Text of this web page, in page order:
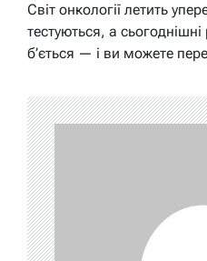
Світ онкології летить
тестуються, а сьогоднішні
б’ється — і ви можете